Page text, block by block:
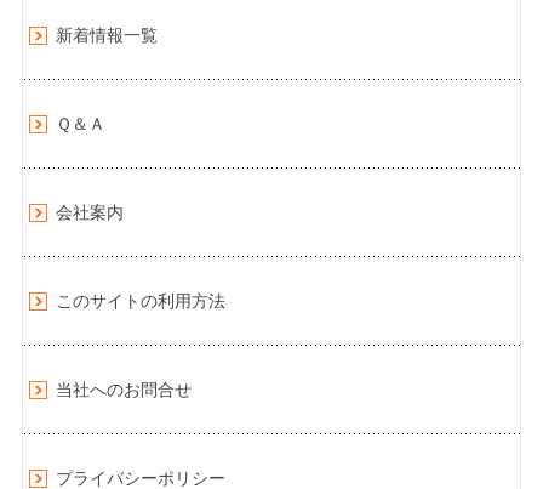
新着情報一覧
Ｑ＆Ａ
会社案内
このサイトの利用方法
当社へのお問合せ
プライバシーポリシー